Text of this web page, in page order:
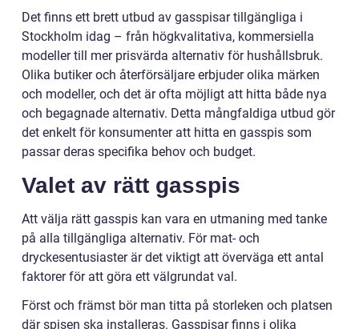
Det finns ett brett utbud av gasspisar tillgängliga i
Stockholm idag – från högkvalitativa, kommersiella
modeller till mer prisvärda alternativ för hushållsbruk.
Olika butiker och återförsäljare erbjuder olika märken
och modeller, och det är ofta möjligt att hitta både nya
och begagnade alternativ. Detta mångfaldiga utbud gör
det enkelt för konsumenter att hitta en gasspis som
passar deras specifika behov och budget.
Valet av rätt gasspis
Att välja rätt gasspis kan vara en utmaning med tanke
på alla tillgängliga alternativ. För mat- och
dryckesentusiaster är det viktigt att överväga ett antal
faktorer för att göra ett välgrundat val.
Först och främst bör man titta på storleken och platsen
där spisen ska installeras. Gasspisar finns i olika